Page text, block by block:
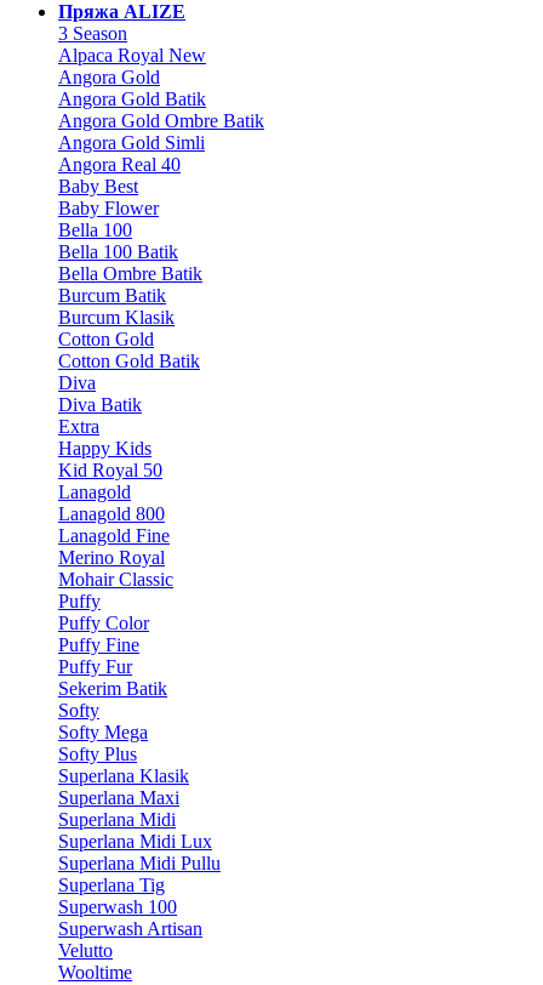
Пряжа ALIZE
3 Season
Alpaca Royal New
Angora Gold
Angora Gold Batik
Angora Gold Ombre Batik
Angora Gold Simli
Angora Real 40
Baby Best
Baby Flower
Bella 100
Bella 100 Batik
Bella Ombre Batik
Burcum Batik
Burcum Klasik
Cotton Gold
Cotton Gold Batik
Diva
Diva Batik
Extra
Happy Kids
Kid Royal 50
Lanagold
Lanagold 800
Lanagold Fine
Merino Royal
Mohair Classic
Puffy
Puffy Color
Puffy Fine
Puffy Fur
Sekerim Batik
Softy
Softy Mega
Softy Plus
Superlana Klasik
Superlana Maxi
Superlana Midi
Superlana Midi Lux
Superlana Midi Pullu
Superlana Tig
Superwash 100
Superwash Artisan
Velutto
Wooltime